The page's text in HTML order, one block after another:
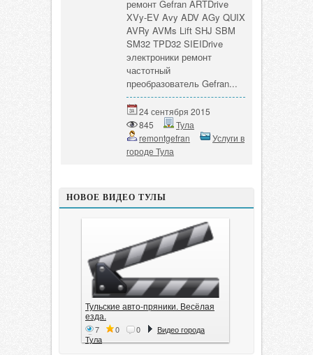
ремонт Gefran ARTDrive
XVy-EV Avy ADV AGy QUIX
AVRy AVMs Lift SHJ SBM
SM32 TPD32 SIEIDrive
электроники ремонт
частотный
преобразователь Gefran...
24 сентября 2015
845
Тула
remontgefran
Услуги в
городе Тула
НОВОЕ ВИДЕО ТУЛЫ
Тульские авто-пряники. Весёлая
езда.
7 0 0
Видео города
Тула